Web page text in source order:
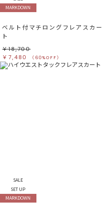
MARKDOWN
ベルト付マチロングフレアスカー
ト
￥18,700
￥7,480
（60%OFF）
SALE
SET UP
MARKDOWN